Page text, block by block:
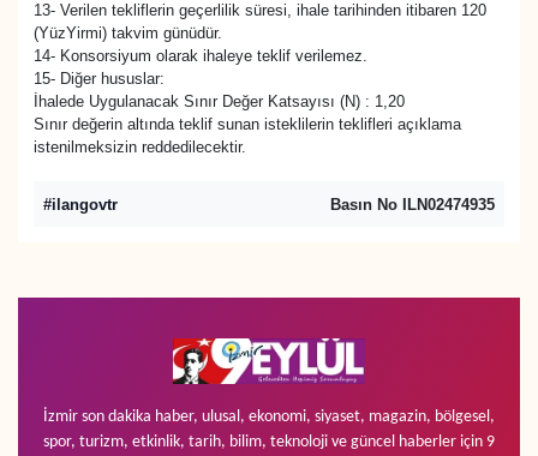
13- Verilen tekliflerin geçerlilik süresi, ihale tarihinden itibaren 120
(YüzYirmi) takvim günüdür.
14- Konsorsiyum olarak ihaleye teklif verilemez.
15- Diğer hususlar:
İhalede Uygulanacak Sınır Değer Katsayısı (N) : 1,20
Sınır değerin altında teklif sunan isteklilerin teklifleri açıklama
istenilmeksizin reddedilecektir.
#ilangovtr Basın No ILN02474935
İzmir son dakika haber, ulusal, ekonomi, siyaset, magazin, bölgesel,
spor, turizm, etkinlik, tarih, bilim, teknoloji ve güncel haberler için 9